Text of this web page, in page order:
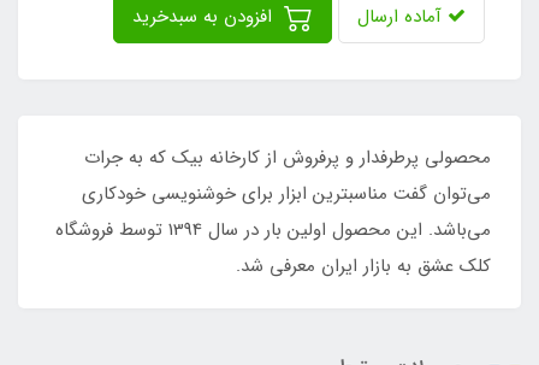
آماده ارسال
محصولی پرطرفدار و پرفروش از کارخانه بیک که به جرات
می‌توان گفت مناسبترین ابزار برای خوشنویسی خودکاری
می‌باشد. این محصول اولین بار در سال 1394 توسط فروشگاه
کلک عشق به بازار ایران معرفی شد.